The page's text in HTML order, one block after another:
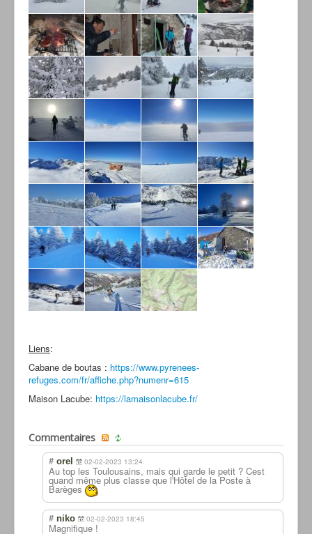
Liens:
Cabane de boutas : https://www.pyrenees-
refuges.com/fr/affiche.php?numenr=615
Maison Lacube: https://lamaisonlacube.fr/
Commentaires
# orel 02-02-2023 13:24
Au top les Toulousains, mais qui garde le petit ? Cest
quand même plus classe que l'Hôtel de la Poste à
Barèges
# niko 02-02-2023 18:45
Magnifique !